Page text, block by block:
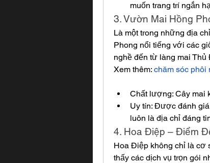
muốn trang trí ngắn
3. Vườn Mai Hồng
Là một trong những địa
Phong nổi tiếng với các
nghề đến từ làng mai Thủ
Xem thêm: chăm sóc phôi
Chất lượng: Cây mai
Uy tín: Được đánh
luôn là địa chỉ đáng
4. Hoa Điệp – Điểm
Hoa Điệp không chỉ là cơ
thấy các dịch vụ trọn gói